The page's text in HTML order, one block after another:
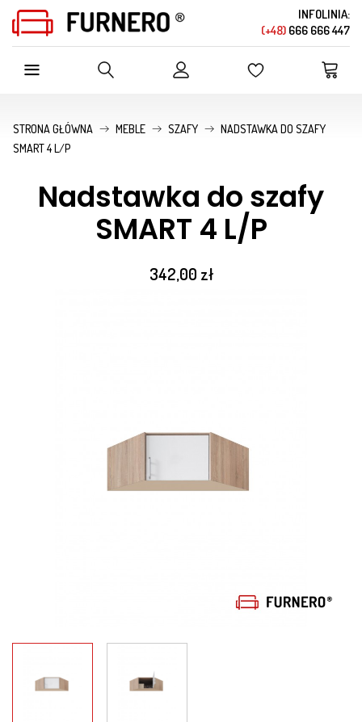
INFOLINIA:
(+48) 666 666 447
SZUKAJ W OFERCIE SKLEPU
STRONA GŁÓWNA MEBLE SZAFY
NADSTAWKA DO SZAFY
SMART 4 L/P
Nadstawka do szafy
SMART 4 L/P
342,00 zł